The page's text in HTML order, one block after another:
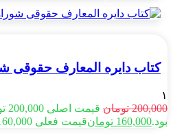
کتاب دایره المعارف حقوقی
۱
200,000 تومان
بود.160,000 تومانقیمت فعلی 160,000 تومان است.